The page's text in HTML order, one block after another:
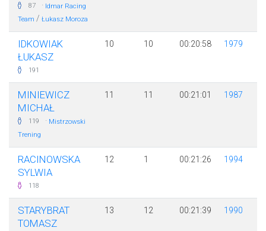
87 · Idmar Racing
Team / Łukasz Moroza
IDKOWIAK
ŁUKASZ
191
10 10 00:20:58 1979
MINIEWICZ
MICHAŁ
119 · Mistrzowski
Trening
11 11 00:21:01 1987
RACINOWSKA
SYLWIA
118
12 1 00:21:26 1994
STARYBRAT
TOMASZ
13 12 00:21:39 1990